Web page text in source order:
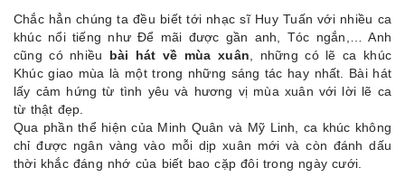
Chắc hẳn chúng ta đều biết tới nhạc sĩ Huy Tuấn với nhiều ca
khúc nổi tiếng như Để mãi được gần anh, Tóc ngắn,… Anh
cũng có nhiều bài hát về mùa xuân , những có lẽ ca khúc
Khúc giao mùa là một trong những sáng tác hay nhất. Bài hát
lấy cảm hứng từ tình yêu và hương vị mùa xuân với lời lẽ ca
từ thật đẹp.
Qua phần thể hiện của Minh Quân và Mỹ Linh, ca khúc không
chỉ được ngân vàng vào mỗi dịp xuân mới và còn đánh dấu
thời khắc đáng nhớ của biết bao cặp đôi trong ngày cưới.